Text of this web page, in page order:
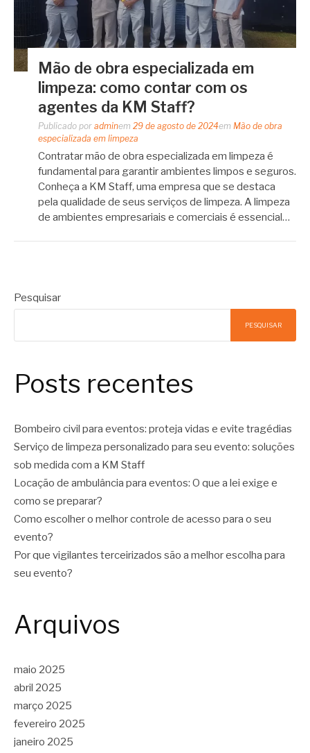
Mão de obra especializada em
limpeza: como contar com os
agentes da KM Staff?
Publicado por adminem 29 de agosto de 2024em Mão de obra
especializada em limpeza
Contratar mão de obra especializada em limpeza é
fundamental para garantir ambientes limpos e seguros.
Conheça a KM Staff, uma empresa que se destaca
pela qualidade de seus serviços de limpeza. A limpeza
de ambientes empresariais e comerciais é essencial…
Pesquisar
PESQUISAR
Posts recentes
Bombeiro civil para eventos: proteja vidas e evite tragédias
Serviço de limpeza personalizado para seu evento: soluções
sob medida com a KM Staff
Locação de ambulância para eventos: O que a lei exige e
como se preparar?
Como escolher o melhor controle de acesso para o seu
evento?
Por que vigilantes terceirizados são a melhor escolha para
seu evento?
Arquivos
maio 2025
abril 2025
março 2025
fevereiro 2025
janeiro 2025